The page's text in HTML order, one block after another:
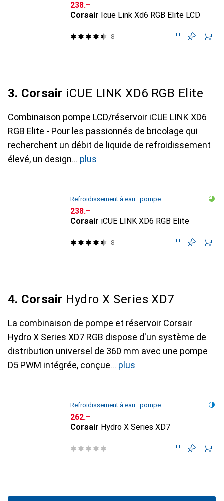
CHF
238.–
Corsair Icue Link Xd6 RGB Elite LCD
8
3. Corsair iCUE LINK XD6 RGB Elite
Combinaison pompe LCD/réservoir iCUE LINK XD6
RGB Elite - Pour les passionnés de bricolage qui
recherchent un débit de liquide de refroidissement
élevé, un design
plus
Refroidissement à eau : pompe
CHF
238.–
Corsair iCUE LINK XD6 RGB Elite
8
4. Corsair Hydro X Series XD7
La combinaison de pompe et réservoir Corsair
Hydro X Series XD7 RGB dispose d'un système de
distribution universel de 360 mm avec une pompe
D5 PWM intégrée, conçue
plus
Refroidissement à eau : pompe
CHF
262.–
Corsair Hydro X Series XD7